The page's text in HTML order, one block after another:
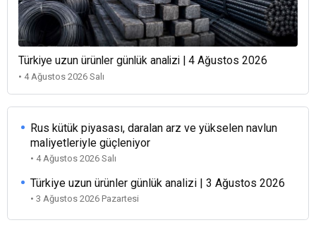
Türkiye uzun ürünler günlük analizi | 4 Ağustos 2026
• 4 Ağustos 2026 Salı
Rus kütük piyasası, daralan arz ve yükselen navlun
maliyetleriyle güçleniyor
• 4 Ağustos 2026 Salı
Türkiye uzun ürünler günlük analizi | 3 Ağustos 2026
• 3 Ağustos 2026 Pazartesi